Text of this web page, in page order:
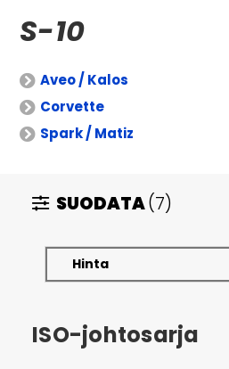
S-10
Aveo / Kalos
Corvette
Spark / Matiz
SUODATA(7)
Hinta
ISO-johtosarja